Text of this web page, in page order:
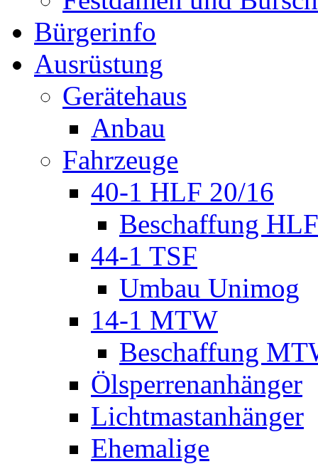
Bürgerinfo
Ausrüstung
Gerätehaus
Anbau
Fahrzeuge
40-1 HLF 20/16
Beschaffung HLF
44-1 TSF
Umbau Unimog
14-1 MTW
Beschaffung
Ölsperrenanhänger
Lichtmastanhänger
Ehemalige